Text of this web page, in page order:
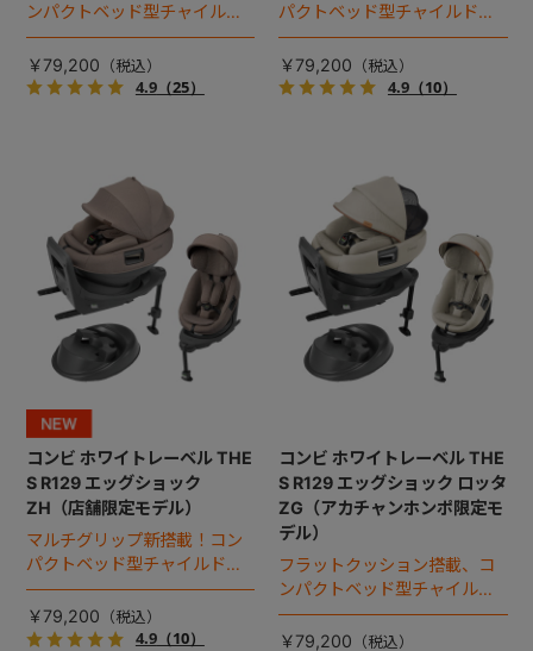
ンパクトベッド型チャイルド
シート（2025年モデル）。
￥79,200
4.9（25）
パクトベッド型チャイルドシ
ート（2026年モデル）。
￥79,200
4.9（10）
コンビ ホワイトレーベル THE
S R129 エッグショック
ZH（店舗限定モデル）
マルチグリップ新搭載！コン
パクトベッド型チャイルドシ
ート（2026年モデル）。
￥79,200
4.9（10）
コンビ ホワイトレーベル THE
S R129 エッグショック ロッタ
ZG（アカチャンホンポ限定モ
デル）
フラットクッション搭載、コ
ンパクトベッド型チャイルド
シート（2025年モデル）。
￥79,200